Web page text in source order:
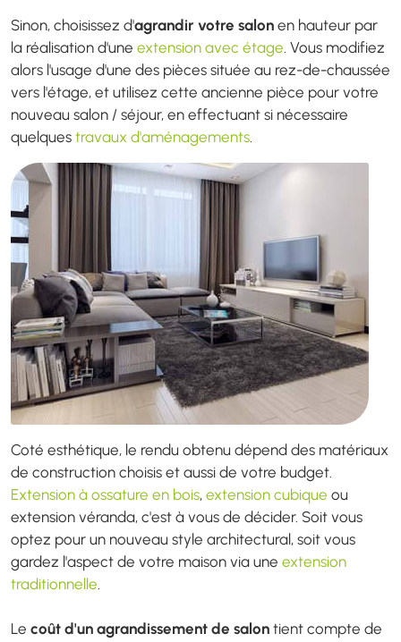
Sinon, choisissez d'agrandir votre salon en hauteur par
la réalisation d'une extension avec étage. Vous modifiez
alors l'usage d'une des pièces située au rez-de-chaussée
vers l'étage, et utilisez cette ancienne pièce pour votre
nouveau salon / séjour, en effectuant si nécessaire
quelques travaux d'aménagements.
Coté esthétique, le rendu obtenu dépend des matériaux
de construction choisis et aussi de votre budget.
Extension à ossature en bois, extension cubique ou
extension véranda, c'est à vous de décider. Soit vous
optez pour un nouveau style architectural, soit vous
gardez l'aspect de votre maison via une extension
traditionnelle.
Le coût d'un agrandissement de salon tient compte de